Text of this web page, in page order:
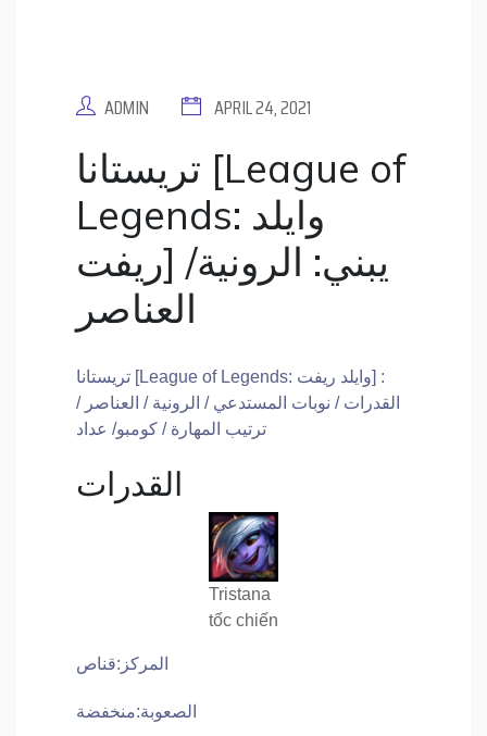
ADMIN APRIL 24, 2021
تريستانا [League of
Legends: وايلد
ريفت] يبني: الرونية/
العناصر
تريستانا [League of Legends: وايلد ريفت] :
القدرات / نوبات المستدعي / الرونية / العناصر /
ترتيب المهارة / كومبو/ عداد
القدرات
Tristana
tốc chiến
المركز:قناص
الصعوبة:منخفضة